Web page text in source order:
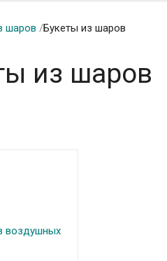
шаров /Букеты из шаров
из шаров